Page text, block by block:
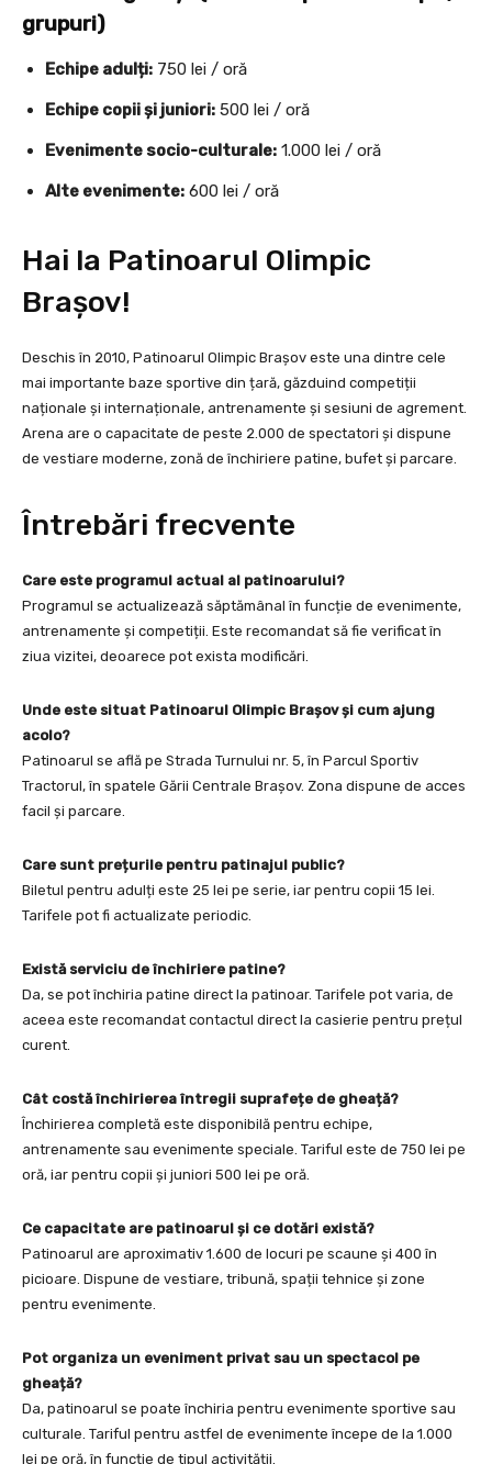
grupuri)
Echipe adulți: 750 lei / oră
Echipe copii și juniori: 500 lei / oră
Evenimente socio-culturale: 1.000 lei / oră
Alte evenimente: 600 lei / oră
Hai la Patinoarul Olimpic
Brașov!
Deschis în 2010, Patinoarul Olimpic Brașov este una dintre cele
mai importante baze sportive din țară, găzduind competiții
naționale și internaționale, antrenamente și sesiuni de agrement.
Arena are o capacitate de peste 2.000 de spectatori și dispune
de vestiare moderne, zonă de închiriere patine, bufet și parcare.
Întrebări frecvente
Care este programul actual al patinoarului?
Programul se actualizează săptămânal în funcție de evenimente,
antrenamente și competiții. Este recomandat să fie verificat în
ziua vizitei, deoarece pot exista modificări.
Unde este situat Patinoarul Olimpic Brașov și cum ajung
acolo?
Patinoarul se află pe Strada Turnului nr. 5, în Parcul Sportiv
Tractorul, în spatele Gării Centrale Brașov. Zona dispune de acces
facil și parcare.
Care sunt prețurile pentru patinajul public?
Biletul pentru adulți este 25 lei pe serie, iar pentru copii 15 lei.
Tarifele pot fi actualizate periodic.
Există serviciu de închiriere patine?
Da, se pot închiria patine direct la patinoar. Tarifele pot varia, de
aceea este recomandat contactul direct la casierie pentru prețul
curent.
Cât costă închirierea întregii suprafețe de gheață?
Închirierea completă este disponibilă pentru echipe,
antrenamente sau evenimente speciale. Tariful este de 750 lei pe
oră, iar pentru copii și juniori 500 lei pe oră.
Ce capacitate are patinoarul și ce dotări există?
Patinoarul are aproximativ 1.600 de locuri pe scaune și 400 în
picioare. Dispune de vestiare, tribună, spații tehnice și zone
pentru evenimente.
Pot organiza un eveniment privat sau un spectacol pe
gheață?
Da, patinoarul se poate închiria pentru evenimente sportive sau
culturale. Tariful pentru astfel de evenimente începe de la 1.000
lei pe oră, în funcție de tipul activității.